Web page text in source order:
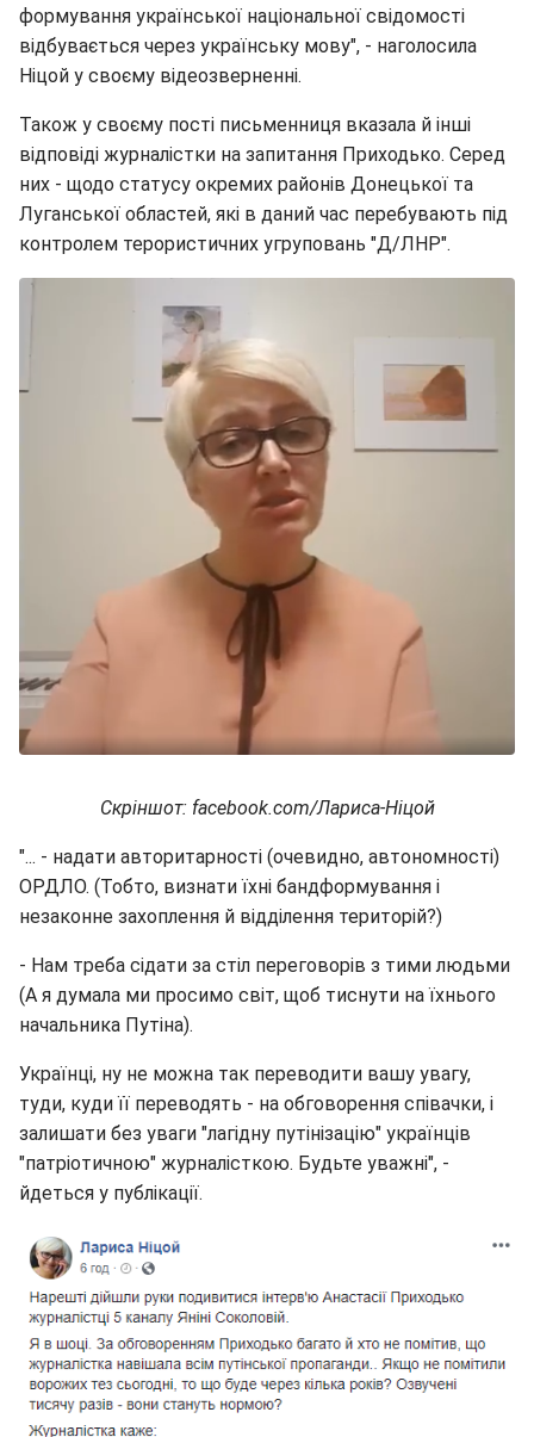
формування української національної свідомості
відбувається через українську мову", - наголосила
Ніцой у своєму відеозверненні.
Також у своєму пості письменниця вказала й інші
відповіді журналістки на запитання Приходько. Серед
них - щодо статусу окремих районів Донецької та
Луганської областей, які в даний час перебувають під
контролем терористичних угруповань "Д/ЛНР".
Скріншот: facebook.com/Лариса-Ніцой
"... - надати авторитарності (очевидно, автономності)
ОРДЛО. (Тобто, визнати їхні бандформування і
незаконне захоплення й відділення територій?)
- Нам треба сідати за стіл переговорів з тими людьми
(А я думала ми просимо світ, щоб тиснути на їхнього
начальника Путіна).
Українці, ну не можна так переводити вашу увагу,
туди, куди її переводять - на обговорення співачки, і
залишати без уваги "лагідну путінізацію" українців
"патріотичною" журналісткою. Будьте уважні", -
йдеться у публікації.